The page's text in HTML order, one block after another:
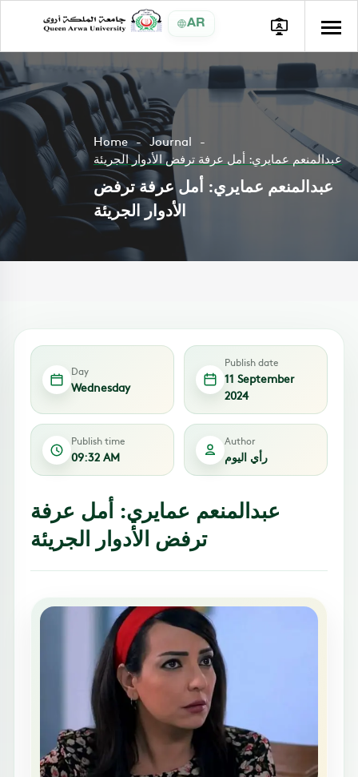
AR
Home
Journal
عبدالمنعم عمايري: أمل عرفة ترفض الأدوار الجريئة
عبدالمنعم عمايري: أمل عرفة ترفض
الأدوار الجريئة
Day
Wednesday
Publish date
11 September
2024
Publish time
09:32 AM
Author
رأي اليوم
عبدالمنعم عمايري: أمل عرفة
ترفض الأدوار الجريئة